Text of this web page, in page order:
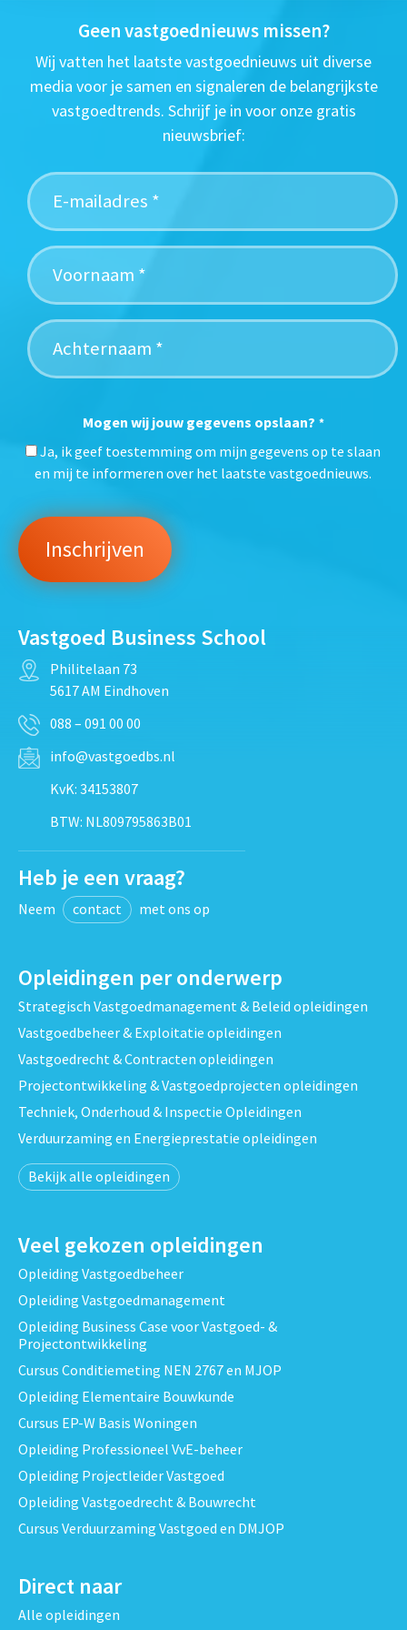
Geen vastgoednieuws missen?
Wij vatten het laatste vastgoednieuws uit diverse
media voor je samen en signaleren de belangrijkste
vastgoedtrends. Schrijf je in voor onze gratis
nieuwsbrief:
Mogen wij jouw gegevens opslaan? *
Ja, ik geef toestemming om mijn gegevens op te slaan
en mij te informeren over het laatste vastgoednieuws.
Vastgoed Business School
Philitelaan 73
5617 AM Eindhoven
088 – 091 00 00
info@vastgoedbs.nl
KvK: 34153807
BTW: NL809795863B01
Heb je een vraag?
Neem contact met ons op
Opleidingen per onderwerp
Strategisch Vastgoedmanagement & Beleid opleidingen
Vastgoedbeheer & Exploitatie opleidingen
Vastgoedrecht & Contracten opleidingen
Projectontwikkeling & Vastgoedprojecten opleidingen
Techniek, Onderhoud & Inspectie Opleidingen
Verduurzaming en Energieprestatie opleidingen
Bekijk alle opleidingen
Veel gekozen opleidingen
Opleiding Vastgoedbeheer
Opleiding Vastgoedmanagement
Opleiding Business Case voor Vastgoed- &
Projectontwikkeling
Cursus Conditiemeting NEN 2767 en MJOP
Opleiding Elementaire Bouwkunde
Cursus EP-W Basis Woningen
Opleiding Professioneel VvE-beheer
Opleiding Projectleider Vastgoed
Opleiding Vastgoedrecht & Bouwrecht
Cursus Verduurzaming Vastgoed en DMJOP
Direct naar
Alle opleidingen